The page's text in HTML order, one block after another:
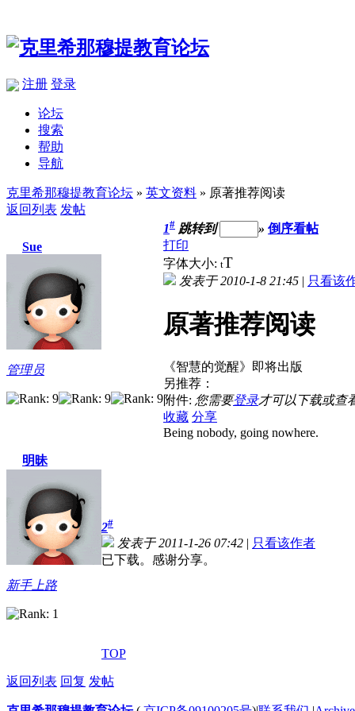
注册 登录
论坛
搜索
帮助
导航
克里希那穆提教育论坛 » 英文资料 » 原著推荐阅读
返回列表 发帖
Sue
管理员
1# 跳转到 » 倒序看帖
打印
字体大小: tT
发表于 2010-1-8 21:45 | 只看该
原著推荐阅读
《智慧的觉醒》即将出版
另推荐：
附件: 您需要登录才可以下载或查
收藏 分享
Being nobody, going nowhere.
明昧
新手上路
2#
发表于 2011-1-26 07:42 | 只看该作者
已下载。感谢分享。
TOP
返回列表 回复 发帖